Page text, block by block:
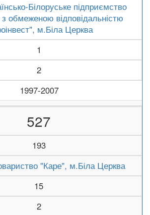
Білоруське підприємство
обмеженою відповідальністю
м.Біла Церква
1
2
1997-2007
527
193
"Каре", м.Біла Церква
15
2